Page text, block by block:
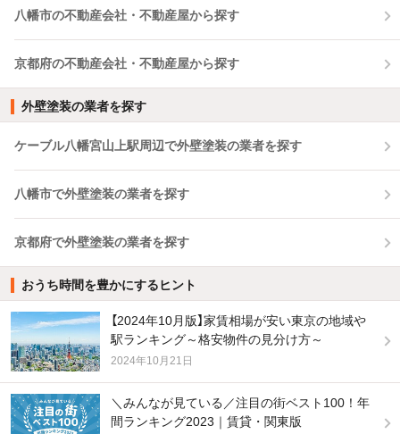
八幡市の不動産会社・不動産屋から探す
京都府の不動産会社・不動産屋から探す
外壁塗装の業者を探す
ケーブル八幡宮山上駅周辺で外壁塗装の業者を探す
八幡市で外壁塗装の業者を探す
京都府で外壁塗装の業者を探す
おうち時間を豊かにするヒント
【2024年10月版】家賃相場が安い東京の地域や
駅ランキング～格安物件の見分け方～
2024年10月21日
＼みんなが見ている／注目の街ベスト100！年
間ランキング2023｜賃貸・関東版